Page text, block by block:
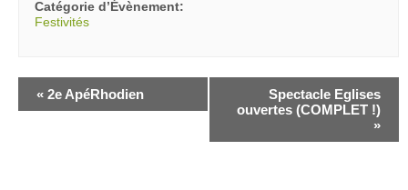
Catégorie d’Évènement:
Festivités
« 2e ApéRhodien
Spectacle Eglises
ouvertes (COMPLET !)
»